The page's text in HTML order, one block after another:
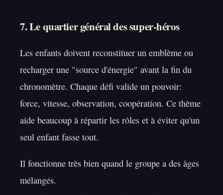
7. Le quartier général des super-héros
Les enfants doivent reconstituer un emblème ou
recharger une "source d'énergie" avant la fin du
chronomètre. Chaque défi valide un pouvoir:
force, vitesse, observation, coopération. Ce thème
aide beaucoup à répartir les rôles et à éviter qu'un
seul enfant fasse tout.
Il fonctionne très bien quand le groupe a des âges
mélangés.